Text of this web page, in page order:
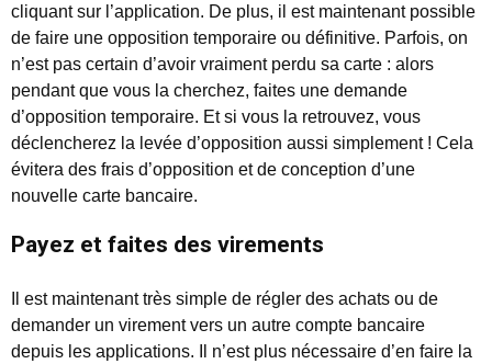
cliquant sur l’application. De plus, il est maintenant possible
de faire une opposition temporaire ou définitive. Parfois, on
n’est pas certain d’avoir vraiment perdu sa carte : alors
pendant que vous la cherchez, faites une demande
d’opposition temporaire. Et si vous la retrouvez, vous
déclencherez la levée d’opposition aussi simplement ! Cela
évitera des frais d’opposition et de conception d’une
nouvelle carte bancaire.
Payez et faites des virements
Il est maintenant très simple de régler des achats ou de
demander un virement vers un autre compte bancaire
depuis les applications. Il n’est plus nécessaire d’en faire la